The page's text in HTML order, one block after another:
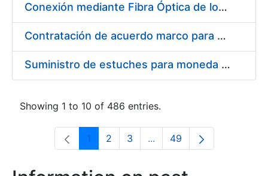
Conexión mediante Fibra Óptica de los Centros de Proceso de Datos (CPDs) de las sedes de la FNMT-RCM de Burgos y Madrid
Contratación de acuerdo marco para el Suministro de Material de Electricidad para la Fábrica Nacional de Moneda y Timbre-Real Casa de la Moneda en su centro de trabajo de Burgos
Suministro de estuches para moneda de 30 €
Showing 1 to 10 of 486 entries.
Page
1 Page
2 Page
3 ...Intermediate Pages Use
Page
49